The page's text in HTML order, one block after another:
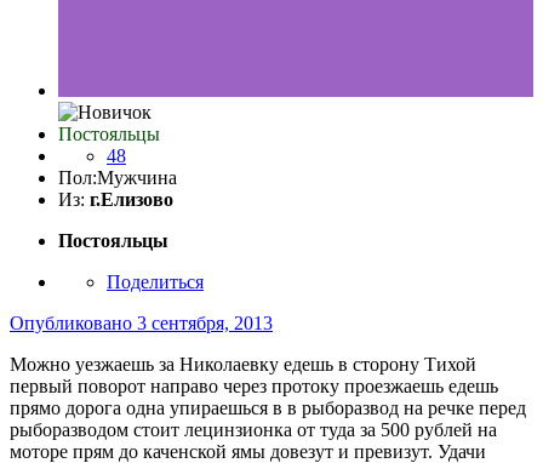
Постояльцы
48
Пол:Мужчина
Из: г.Елизово
Постояльцы
Поделиться
Опубликовано 3 сентября, 2013
Можно уезжаешь за Николаевку едешь в сторону Тихой
первый поворот направо через протоку проезжаешь едешь
прямо дорога одна упираешься в в рыборазвод на речке перед
рыборазводом стоит лецинзионка от туда за 500 рублей на
моторе прям до каченской ямы довезут и превизут. Удачи